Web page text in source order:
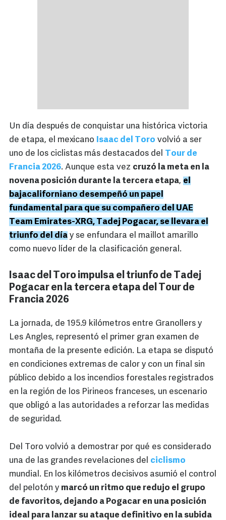
Un día después de conquistar una histórica victoria
de etapa, el mexicano Isaac del Toro volvió a ser
uno de los ciclistas más destacados del Tour de
Francia 2026. Aunque esta vez cruzó la meta en la
novena posición durante la tercera etapa, el
bajacaliforniano desempeñó un papel
fundamental para que su compañero del UAE
Team Emirates-XRG, Tadej Pogacar, se llevara el
triunfo del día y se enfundara el maillot amarillo
como nuevo líder de la clasificación general.
Isaac del Toro impulsa el triunfo de Tadej
Pogacar en la tercera etapa del Tour de
Francia 2026
La jornada, de 195.9 kilómetros entre Granollers y
Les Angles, representó el primer gran examen de
montaña de la presente edición. La etapa se disputó
en condiciones extremas de calor y con un final sin
público debido a los incendios forestales registrados
en la región de los Pirineos franceses, un escenario
que obligó a las autoridades a reforzar las medidas
de seguridad.
Del Toro volvió a demostrar por qué es considerado
una de las grandes revelaciones del ciclismo
mundial. En los kilómetros decisivos asumió el control
del pelotón y marcó un ritmo que redujo el grupo
de favoritos, dejando a Pogacar en una posición
ideal para lanzar su ataque definitivo en la subida